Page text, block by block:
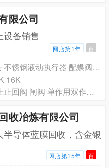
限公司
设备销售
网店第1年 百
液压执行器 螺旋式液压驱动头 不锈钢液动执行器 配蝶阀球阀
16K
非标定制 液压液动截止阀 截止止回阀 闸阀 单作用双作用 带手动
收冶炼有限公司
导体蓝膜回收，含金银
网店第15年 百